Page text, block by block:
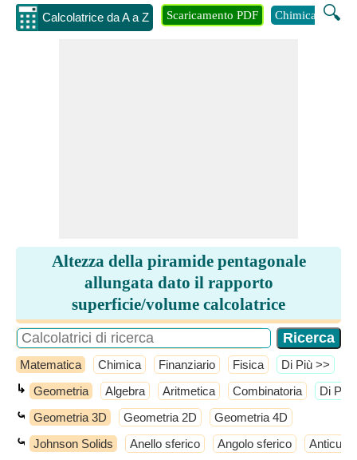
Calcolatrice da A a Z 🔍
Scaricamento PDF Chimica
Altezza della piramide pentagonale
allungata dato il rapporto
superficie/volume calcolatrice
Matematica Chimica Finanziario Fisica ​Di Più >>
↳ Geometria Algebra Aritmetica Combinatoria ​Di Più
⤿ Geometria 3D Geometria 2D Geometria 4D
⤿ Johnson Solids Anello sferico Angolo sferico Anticube